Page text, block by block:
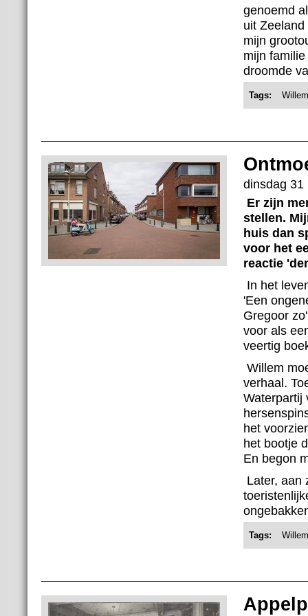
genoemd
uit
mijn
mijn
droomde
Tags:
dinsdag 31
Er zijn
stellen.
huis dan
voor het
reactie
In het
'Een
Gregoor
voor als
veertig
Willem
verhaal.
Waterpartij
het
het bootje
En begon
Later, aan
Tags: